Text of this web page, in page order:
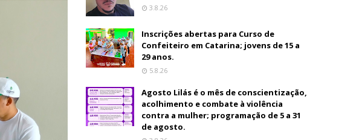
3.8.26
Inscrições abertas para Curso de
Confeiteiro em Catarina; jovens de 15 a
29 anos.
5.8.26
Agosto Lilás é o mês de conscientização,
acolhimento e combate à violência
contra a mulher; programação de 5 a 31
de agosto.